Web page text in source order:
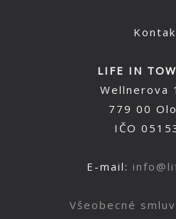
LIFE IN
Wellnerova
779 00
IČO
E-mail:
Všeobecné